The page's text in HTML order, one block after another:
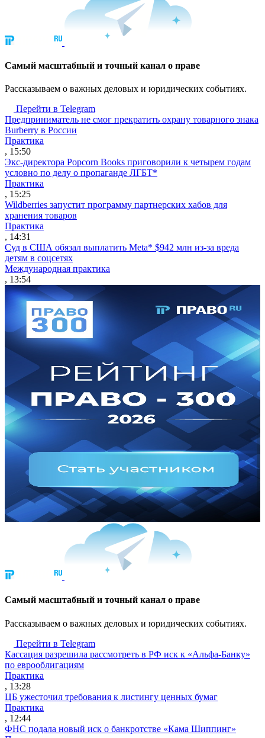
Cамый масштабный и точный канал о праве
Рассказываем о важных деловых и юридических событиях.
Перейти в Telegram
Предприниматель не смог прекратить охрану товарного знака
Burberry в России
Практика
, 15:50
Экс-директора Popcorn Books приговорили к четырем годам
условно по делу о пропаганде ЛГБТ*
Практика
, 15:25
Wildberries запустит программу партнерских хабов для
хранения товаров
Практика
, 14:31
Суд в США обязал выплатить Meta* $942 млн из-за вреда
детям в соцсетях
Международная практика
, 13:54
Cамый масштабный и точный канал о праве
Рассказываем о важных деловых и юридических событиях.
Перейти в Telegram
Кассация разрешила рассмотреть в РФ иск к «Альфа-Банку»
по еврооблигациям
Практика
, 13:28
ЦБ ужесточил требования к листингу ценных бумаг
Практика
, 12:44
ФНС подала новый иск о банкротстве «Кама Шиппинг»